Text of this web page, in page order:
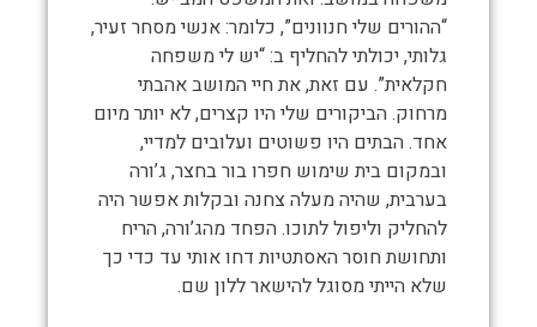
“ההורים שלי חנוונים”, כלומר: אנשי מסחר זעיר,
גלותי, יכולתי להחליף ב: “יש לי משפחה
חקלאית”. עם זאת, את חיי המושב אהבתי
מרחוק. הביקורים שלי היו קצרים, לא יותר מיום
אחד. הבתים היו פשוטים ועלובים למדיי,
ובמקום בית שימוש חפרו בור בחצר, ג’ורה
בערבית, שהיה מעלה צחנה ובקלות אפשר היה
להחליק וליפול לתוכו. הפחד מהג’ורה, הריח
ותחושת חוסר האסתטיות דחו אותי עד כדי כך
שלא הייתי מסוגל להישאר ללון שם.